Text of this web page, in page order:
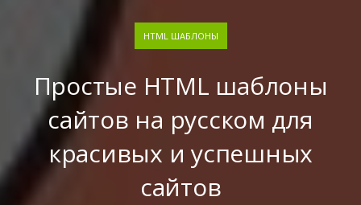
HTML ШАБЛОНЫ
Простые HTML шаблоны
сайтов на русском для
красивых и успешных
сайтов